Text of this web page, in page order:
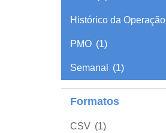
Histórico da Operação
PMO (1)
Semanal (1)
Formatos
CSV (1)